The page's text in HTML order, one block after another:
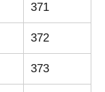
371
372
373